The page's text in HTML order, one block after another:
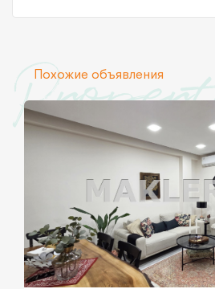
Похожие объявления